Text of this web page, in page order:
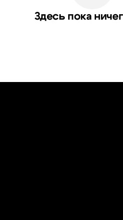
Здесь пока